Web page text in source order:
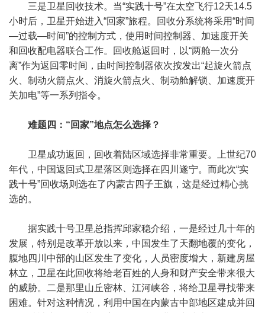
三是卫星回收技术。当“实践十号”在太空飞行12天14.5
小时后，卫星开始进入“回家”旅程。回收分系统将采用“时间
—过载—时间”的控制方式，使用时间控制器、加速度开关
和回收配电器联合工作。回收舱返回时，以“两舱一次分
离”作为返回零时间，由时间控制器依次按发出“起旋火箭点
火、制动火箭点火、消旋火箭点火、制动舱解锁、加速度开
关加电”等一系列指令。
难题四：“回家”地点怎么选择？
卫星成功返回，回收着陆区域选择非常重要。上世纪70
年代，中国返回式卫星落区则选择在四川遂宁。而此次“实
践十号”回收场则选在了内蒙古四子王旗，这是经过精心挑
选的。
据实践十号卫星总指挥邱家稳介绍，一是经过几十年的
发展，特别是改革开放以来，中国发生了天翻地覆的变化，
腹地四川中部的山区发生了变化，人员密度增大，新建房屋
林立，卫星在此回收将给老百姓的人身和财产安全带来很大
的威胁。二是那里山丘密林、江河峡谷，将给卫星寻找带来
困难。针对这种情况，利用中国在内蒙古中部地区建成并回